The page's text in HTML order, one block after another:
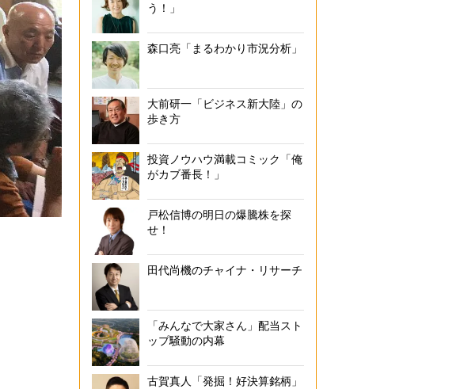
う！」
森口亮「まるわかり市況分析」
大前研一「ビジネス新大陸」の
歩き方
投資ノウハウ満載コミック「俺
がカブ番長！」
戸松信博の明日の爆騰株を探
せ！
田代尚機のチャイナ・リサーチ
「みんなで大家さん」配当スト
ップ騒動の内幕
古賀真人「発掘！好決算銘柄」